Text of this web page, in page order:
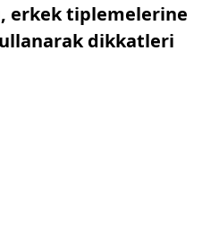
erkek tiplemelerine
dikkatleri